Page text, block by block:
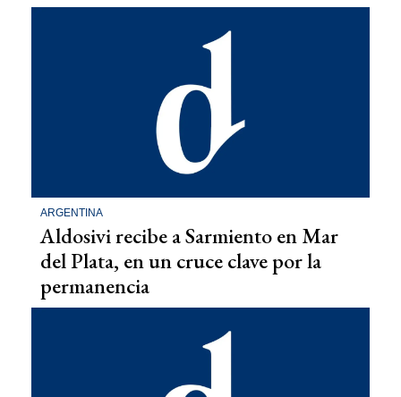
ARGENTINA
Aldosivi recibe a Sarmiento en Mar
del Plata, en un cruce clave por la
permanencia